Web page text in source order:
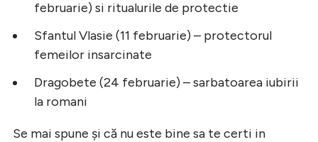
februarie) si ritualurile de protectie
Sfantul Vlasie (11 februarie) – protectorul
femeilor insarcinate
Dragobete (24 februarie) – sarbatoarea iubirii
la romani
Se mai spune și că nu este bine sa te certi in